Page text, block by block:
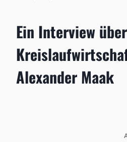
Ein Interview über
Alexander Maak